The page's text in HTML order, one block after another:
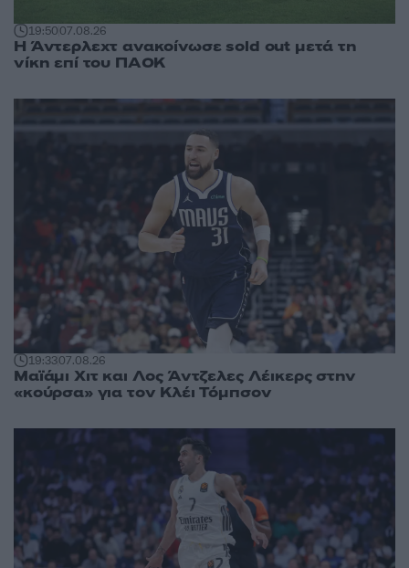
19:5007.08.26
Η Άντερλεχτ ανακοίνωσε sold out μετά τη
νίκη επί του ΠΑΟΚ
19:3307.08.26
Μαϊάμι Χιτ και Λος Άντζελες Λέικερς στην
«κούρσα» για τον Κλέι Τόμπσον